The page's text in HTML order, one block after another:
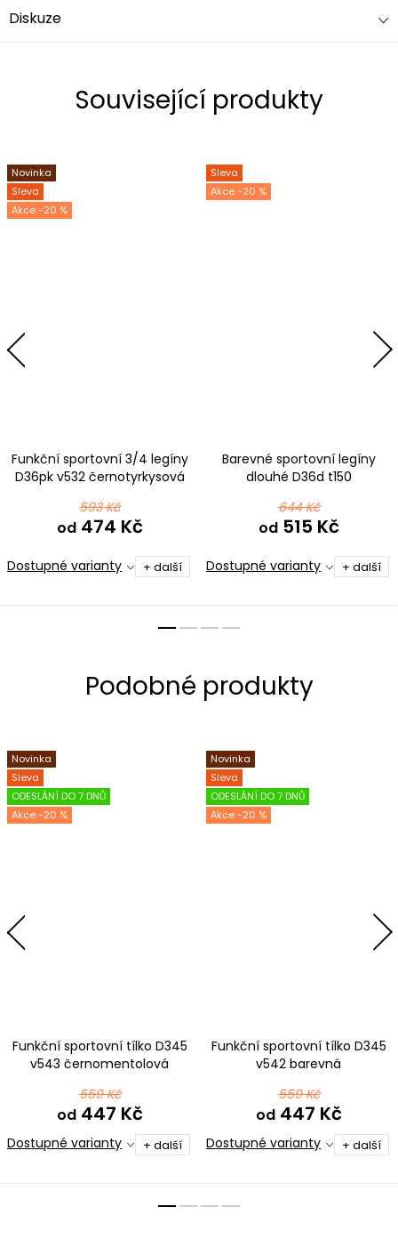
Diskuze
Související produkty
Novinka
Sleva
-20 %
Funkční sportovní 3/4 legíny
D36pk v532 černotyrkysová
593 Kč
od474 Kč
Dostupné varianty + další
Sleva
-20 %
Barevné sportovní legíny
dlouhé D36d t150
644 Kč
od515 Kč
Dostupné varianty + další
Novinka
Sleva
ODESLÁNÍ DO 7 DNŮ
-20 %
Funkční sportovní tílko D345
v543 černomentolová
559 Kč
od447 Kč
Dostupné varianty + další
Novinka
Sleva
ODESLÁNÍ DO 7 DNŮ
-20 %
Funkční sportovní tílko D345
v542 barevná
559 Kč
od447 Kč
Dostupné varianty + další